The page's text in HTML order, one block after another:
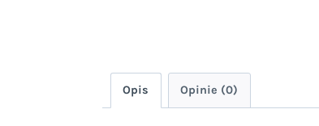
Opis Opinie (0)